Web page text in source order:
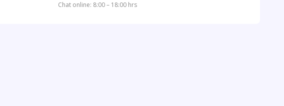
Chat online: 8:00 – 18:00 hrs